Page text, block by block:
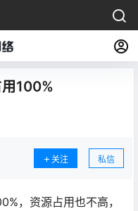
100%
关注 私信
，资源占用也不高，